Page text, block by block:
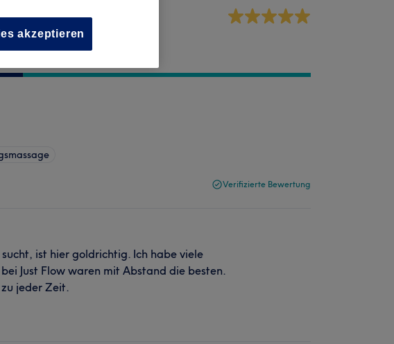
Service
Verifizierte Bewertung
ist hier goldrichtig. Ich habe viele
Just Flow waren mit Abstand die besten.
jeder Zeit.
akzeptieren